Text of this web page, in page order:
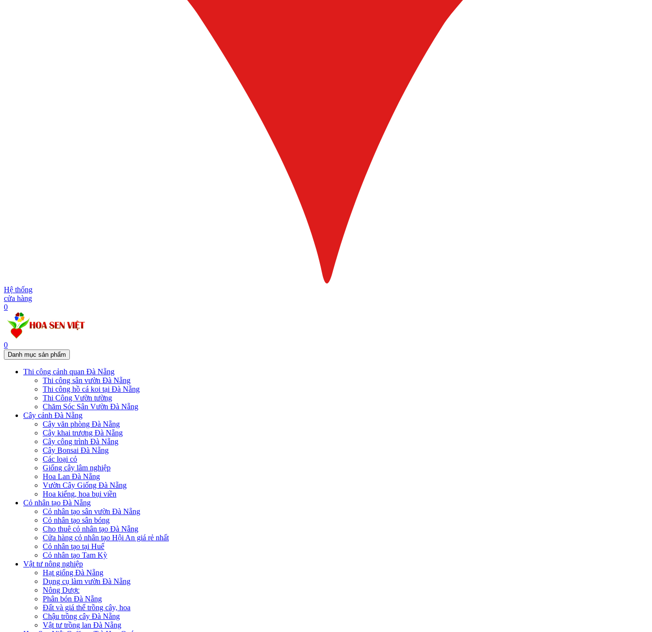
Hệ thống
cửa hàng
0
0
Danh mục sản phẩm
Thi công cảnh quan Đà Nẵng
Thi công sân vườn Đà Nẵng
Thi công hồ cá koi tại Đà Nẵng
Thi Công Vườn tường
Chăm Sóc Sân Vườn Đà Nẵng
Cây cảnh Đà Nẵng
Cây văn phòng Đà Nẵng
Cây khai trương Đà Nẵng
Cây công trình Đà Nẵng
Cây Bonsai Đà Nẵng
Các loại cỏ
Giống cây lâm nghiệp
Hoa Lan Đà Nẵng
Vườn Cây Giống Đà Nẵng
Hoa kiểng, hoa bụi viền
Cỏ nhân tạo Đà Nẵng
Cỏ nhân tạo sân vườn Đà Nẵng
Cỏ nhân tạo sân bóng
Cho thuê cỏ nhân tạo Đà Nẵng
Cửa hàng cỏ nhân tạo Hội An giá rẻ nhất
Cỏ nhân tạo tại Huế
Cỏ nhân tạo Tam Kỳ
Vật tư nông nghiệp
Hạt giống Đà Nẵng
Dụng cụ làm vườn Đà Nẵng
Nông Dược
Phân bón Đà Nẵng
Đất và giá thể trồng cây, hoa
Chậu trồng cây Đà Nẵng
Vật tư trồng lan Đà Nẵng